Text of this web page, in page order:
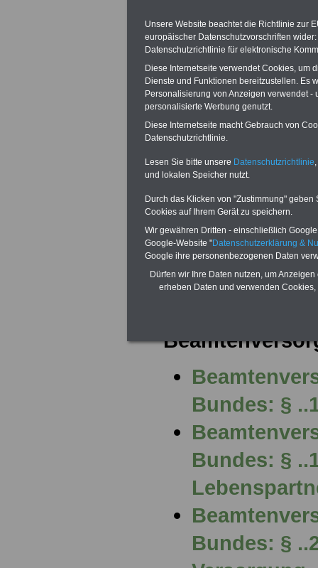
6.
Bundestag
gewählten
solche
nach
Gesetzes
Bundes: §
Bundes: §
Bundes: §
Unsere Website beachtet die Richtlinie zur
europäischer Datenschutzvorschriften
Datenschutzrichtlinie für elektronische
Diese Internetseite verwendet Cookies, um
Dienste und Funktionen bereitzustellen. Es
Personalisierung von Anzeigen verwendet
personalisierte Werbung genutzt.
Diese Internetseite macht Gebrauch von
Datenschutzrichtlinie.
Lesen Sie bitte unsere Datenschutzrichtlinie
und lokalen Speicher nutzt.
Durch das Klicken von "Zustimmung"
Cookies auf Ihrem Gerät zu speichern.
Wir gewähren Dritten - einschließlich
Google-Website "Datenschutzerklärung &
Google ihre personenbezogenen Daten
Dürfen wir Ihre Daten nutzen, um
erheben Daten und verwenden